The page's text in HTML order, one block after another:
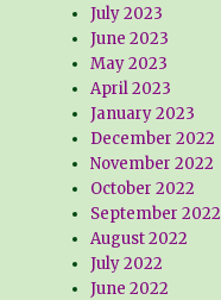
July 2023
June 2023
May 2023
April 2023
January 2023
December 2022
November 2022
October 2022
September 2022
August 2022
July 2022
June 2022